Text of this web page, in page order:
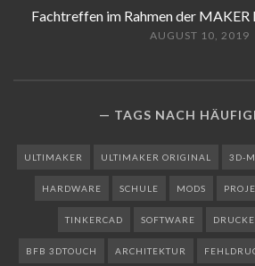
Fachtreffen im Rahmen der MAKER
AUGUST 10, 2019
TAGS NACH
ULTIMAKER ULTIMAKER ORIGINAL 3D-
HARDWARE SCHULE MODS
TINKERCAD SOFTWARE
BFB 3DTOUCH ARCHITEKTUR